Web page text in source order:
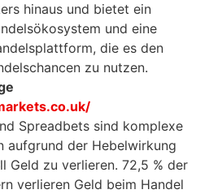
hinaus und bietet ein
und eine
die es den
zu nutzen.
Spreadbets sind komplexe
aufgrund der Hebelwirkung
Geld zu verlieren. 72,5 % der
verlieren Geld beim Handel